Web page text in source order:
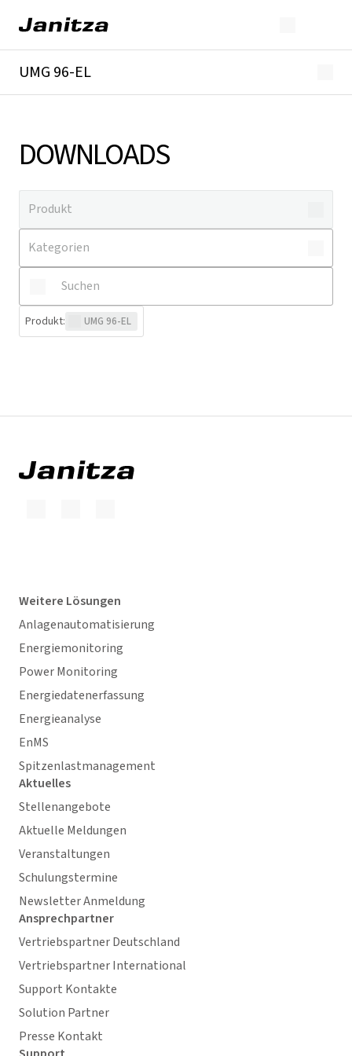
UMG 96-EL
DOWNLOADS
Produkt: UMG 96-EL
Weitere Lösungen
Anlagenautomatisierung
Energiemonitoring
Power Monitoring
Energiedatenerfassung
Energieanalyse
EnMS
Spitzenlastmanagement
Aktuelles
Stellenangebote
Aktuelle Meldungen
Veranstaltungen
Schulungstermine
Newsletter Anmeldung
Ansprechpartner
Vertriebspartner Deutschland
Vertriebspartner International
Support Kontakte
Solution Partner
Presse Kontakt